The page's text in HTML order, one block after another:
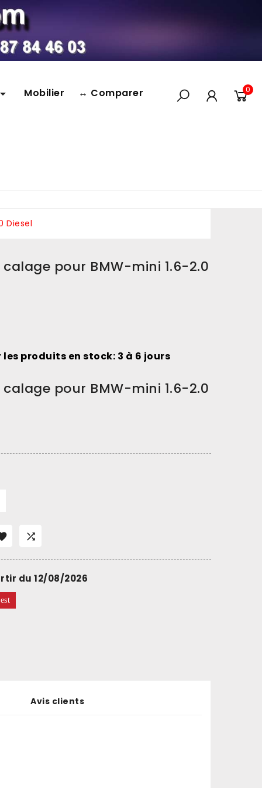
Mobilier ↔ Comparer 0
Diesel
pour BMW-mini 1.6-2.0
produits en stock: 3 à 6 jours
pour BMW-mini 1.6-2.0

du 12/08/2026
Avis clients